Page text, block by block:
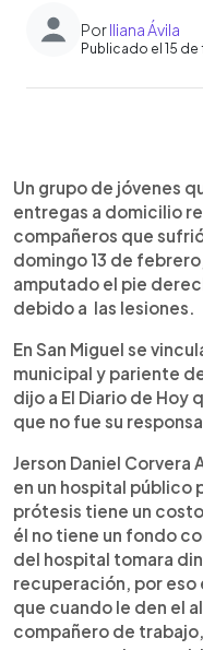
PorIliana Ávila
Publicado el 15
Escuchar
Un grupo de jóvenes
entregas a domicilio
compañeros que
domingo 13 de
amputado el pie
debido a las lesiones.
En San Miguel se
municipal y pariente
dijo a El Diario de Hoy
que no fue su
Jerson Daniel Corvera
en un hospital público
prótesis tiene un
él no tiene un fondo
del hospital tomara
recuperación, por
que cuando le den el
compañero de